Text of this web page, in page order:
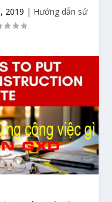
2019 | Hướng dẫn sử